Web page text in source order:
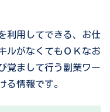
利用してできる、お仕
ルがなくてもＯＫなお
覚まして行う副業ワー
る情報です。